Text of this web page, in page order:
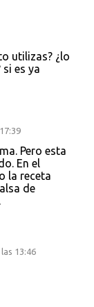
utilizas? ¿lo
es ya
Pero esta
En el
la receta
de
13:46